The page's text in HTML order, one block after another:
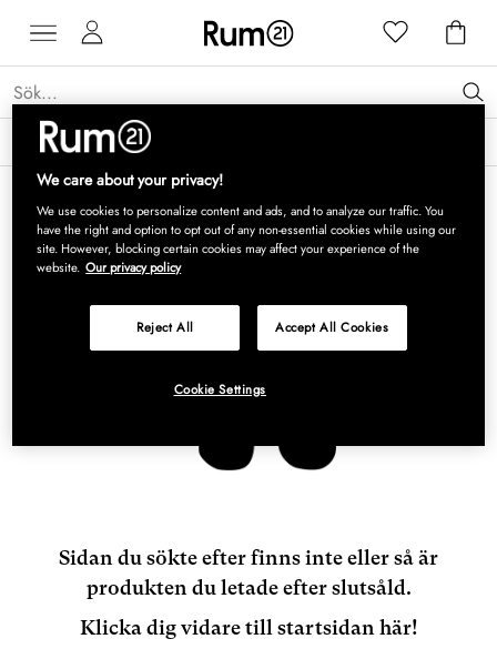
Få 15 % rabatt på Grythyttan Stålmöbler* →
Sidan du sökte efter finns inte eller så är
produkten du letade efter slutsåld.
Klicka dig vidare till startsidan här!
We care about your privacy!
We use cookies to personalize content and ads, and to analyze our traffic. You
have the right and option to opt out of any non-essential cookies while using our
site. However, blocking certain cookies may affect your experience of the
website. Our privacy policy
Reject All Accept All Cookies
Cookie Settings